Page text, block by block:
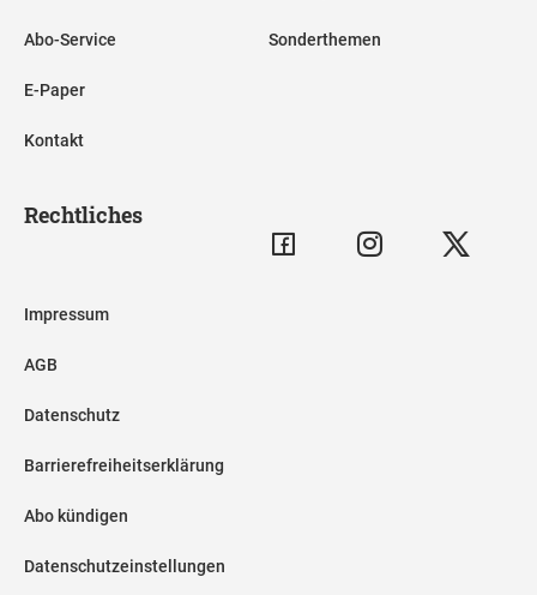
Abo-Service
E-Paper
Kontakt
Sonderthemen
Rechtliches
Impressum
AGB
Datenschutz
Barrierefreiheitserklärung
Abo kündigen
Datenschutzeinstellungen